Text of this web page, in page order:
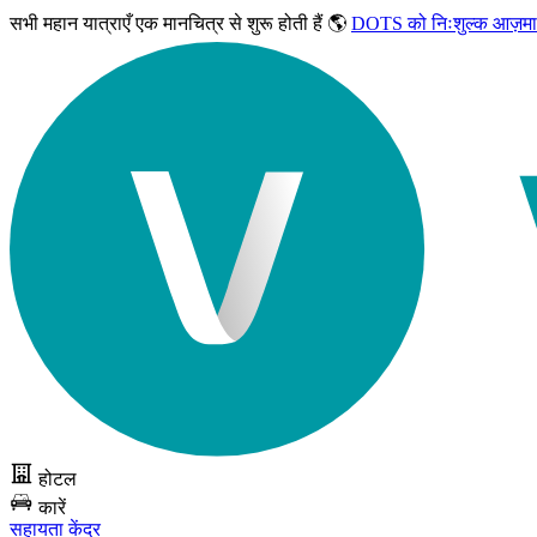
सभी महान यात्राएँएक मानचित्र से शुरू होती हैं 🌎 DOTS को निःशुल्क
होटल
कारें
सहायता केंद्र